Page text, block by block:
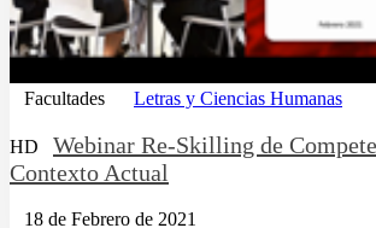
Facultades Letras y Ciencias Humanas
HD
Webinar Re-Skilling de
Contexto Actual
18 de Febrero de 2021